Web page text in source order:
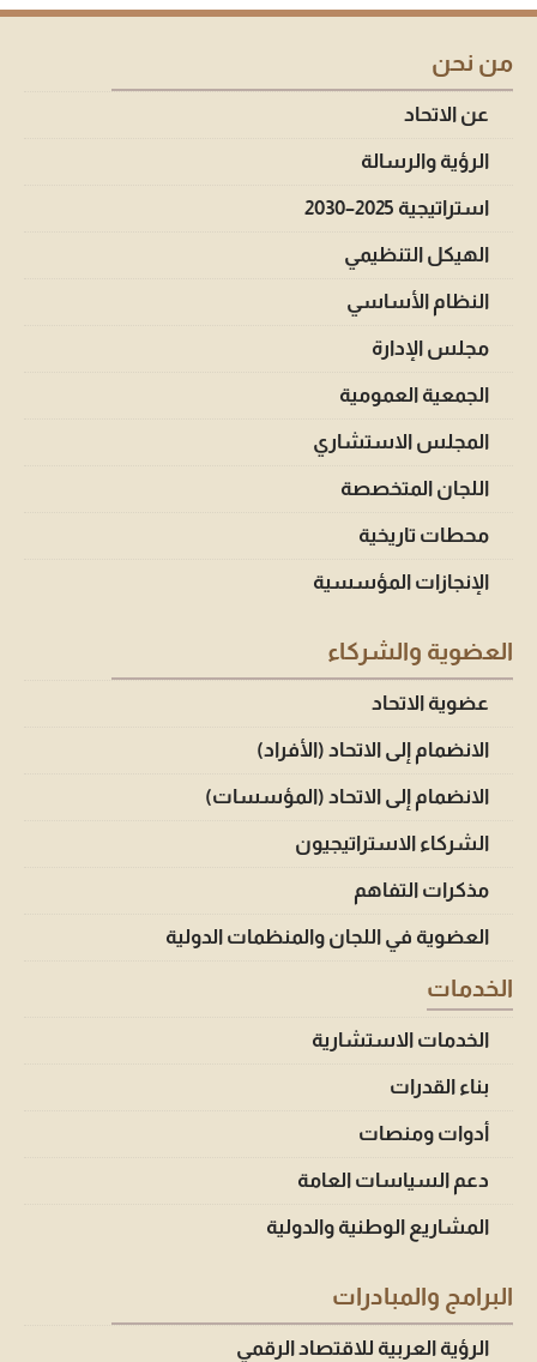
من نحن
عن الاتحاد
الرؤية والرسالة
استراتيجية 2025–2030
الهيكل التنظيمي
النظام الأساسي
مجلس الإدارة
الجمعية العمومية
المجلس الاستشاري
اللجان المتخصصة
محطات تاريخية
الإنجازات المؤسسية
العضوية والشركاء
عضوية الاتحاد
الانضمام إلى الاتحاد (الأفراد)
الانضمام إلى الاتحاد (المؤسسات)
الشركاء الاستراتيجيون
مذكرات التفاهم
العضوية في اللجان والمنظمات الدولية
الخدمات
الخدمات الاستشارية
بناء القدرات
أدوات ومنصات
دعم السياسات العامة
المشاريع الوطنية والدولية
البرامج والمبادرات
الرؤية العربية للاقتصاد الرقمي